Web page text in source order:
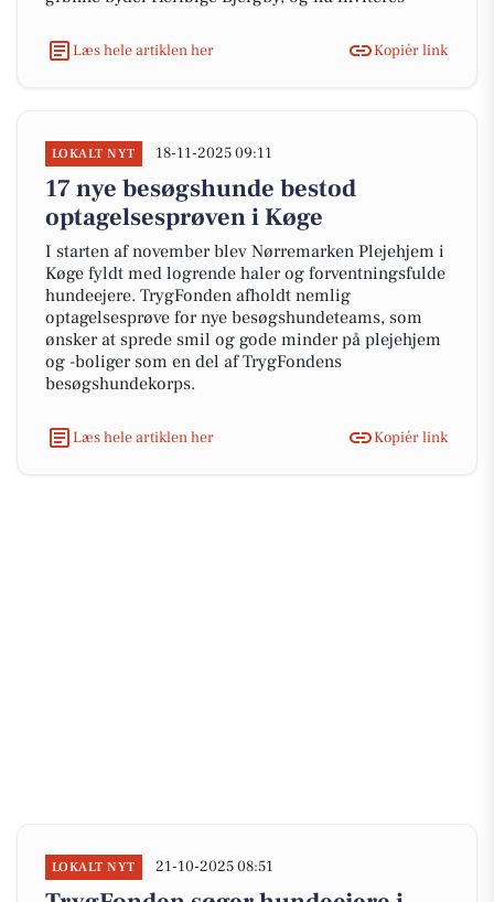
Læs hele artiklen her Kopiér link
LOKALT NYT 18-11-2025 09:11
17 nye besøgshunde bestod
optagelsesprøven i Køge
I starten af november blev Nørremarken Plejehjem i
Køge fyldt med logrende haler og forventningsfulde
hundeejere. TrygFonden afholdt nemlig
optagelsesprøve for nye besøgshundeteams, som
ønsker at sprede smil og gode minder på plejehjem
og -boliger som en del af TrygFondens
besøgshundekorps.
Læs hele artiklen her Kopiér link
LOKALT NYT 21-10-2025 08:51